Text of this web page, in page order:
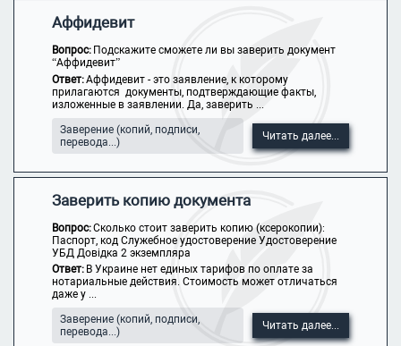
Аффидевит
Вопрос: Подскажите сможете ли вы заверить документ
“Аффидевит”
Ответ:Аффидевит - это заявление, к которому
прилагаются документы, подтверждающие факты,
изложенные в заявлении. Да, заверить ...
Заверение (копий, подписи,
перевода...)
Читать далее...
Заверить копию документа
Вопрос:Сколько стоит заверить копию (ксерокопии):
Паспорт, код Служебное удостоверение Удостоверение
УБД Довідка 2 экземпляра
Ответ: В Украине нет единых тарифов по оплате за
нотариальные действия. Стоимость может отличаться
даже у ...
Заверение (копий, подписи,
перевода...)
Читать далее...